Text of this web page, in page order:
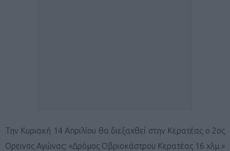
Την Κυριακή 14 Απριλίου θα διεξαχθεί στην Κερατέας ο 2ος
Ορεινος Αγώνας: «Δρόμος Οβριοκάστρου Κερατέας 16 χλμ.»